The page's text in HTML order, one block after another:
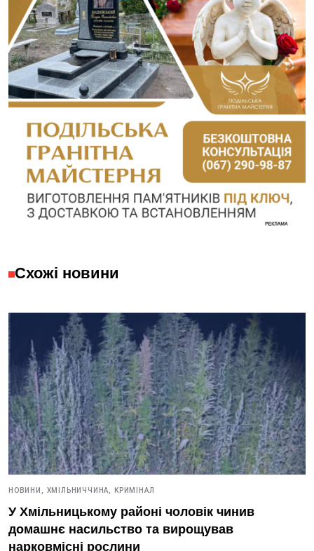
Схожі новини
НОВИНИ, ХМІЛЬНИЧЧИНА, КРИМІНАЛ
У Хмільницькому районі чоловік чинив
домашнє насильство та вирощував
нарковмісні рослини